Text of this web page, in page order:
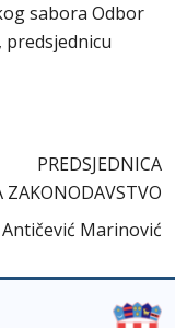
sabora Odbor
PREDSJEDNICA
ZAKONODAVSTVO
Marinović